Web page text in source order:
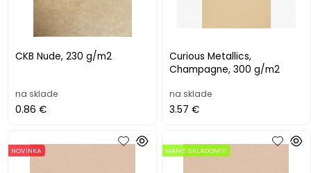
CKB Nude, 230 g/m2
na sklade
0.86 €
Curious Metallics,
Champagne, 300 g/m2
na sklade
3.57 €
NOVINKA MÁME SKLADOM!!!